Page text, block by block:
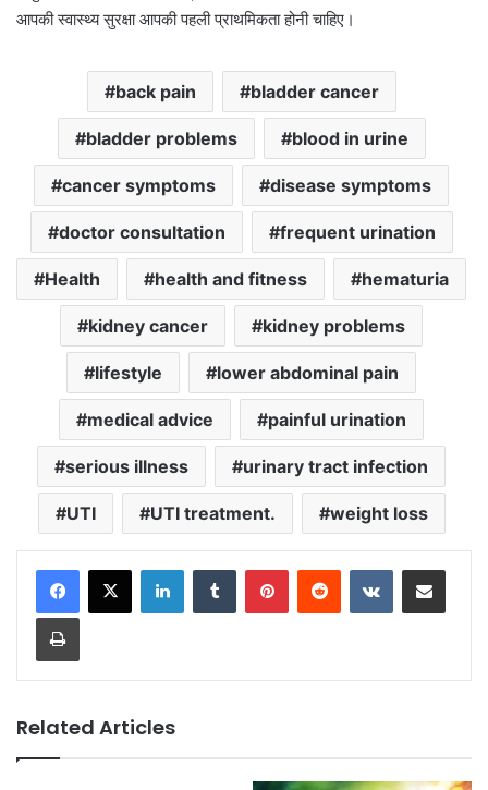
आपकी स्वास्थ्य सुरक्षा आपकी पहली प्राथमिकता होनी चाहिए।
back pain bladder cancer
bladder problems blood in urine
cancer symptoms disease symptoms
doctor consultation frequent urination
Health health and fitness hematuria
kidney cancer kidney problems
lifestyle lower abdominal pain
medical advice painful urination
serious illness urinary tract infection
UTI UTI treatment. weight loss
LinkedInTumblr PinterestReddit VKontakteShare via Email
Print
Related Articles